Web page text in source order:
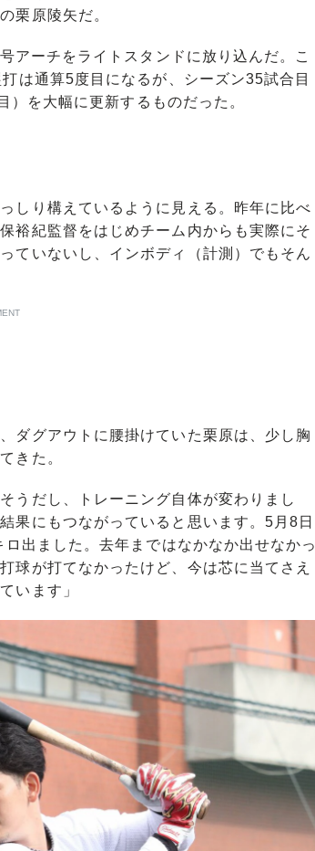
栗原陵矢だ。
ーチをライトスタンドに放り込んだ。こ
は通算5度目になるが、シーズン35試合目
を大幅に更新するものだった。
しり構えているように見える。昨年に比べ
裕紀監督をはじめチーム内からも実際にそ
ていないし、インボディ（計測）でもそん
ダグアウトに腰掛けていた栗原は、少し胸
きた。
うだし、トレーニング自体が変わりまし
果にもつながっていると思います。5月8日
出ました。去年まではなかなか出せなかっ
球が打てなかったけど、今は芯に当てさえ
います」